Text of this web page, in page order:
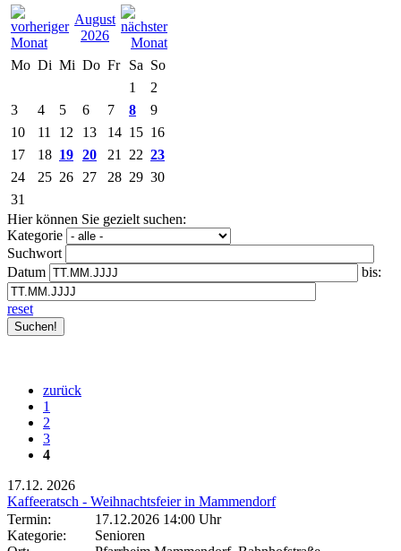
August
2026
Mo Di Mi Do Fr Sa So
1
2
3
4 5 6 7 8
9
10
11 12 13 14 15 16
17
18 19 20 21 22 23
24
25 26 27 28 29 30
31
Hier können Sie gezielt suchen:
Kategorie
Suchwort
Datum
bis:
reset
zurück
1
2
3
4
17.12. 2026
Kaffeeratsch - Weihnachtsfeier in Mammendorf
Termin:
17.12.2026 14:00 Uhr
Kategorie:
Senioren